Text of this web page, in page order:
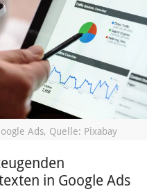
Ads, Quelle: Pixabay
in Google Ads